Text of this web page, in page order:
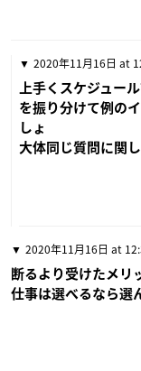
2020年11月16日 at
上手くスケジュー
を振り分けて例の
しょ
大体同じ質問に関
2020年11月16日 at
断るより受けたメリ
仕事は選べるなら選